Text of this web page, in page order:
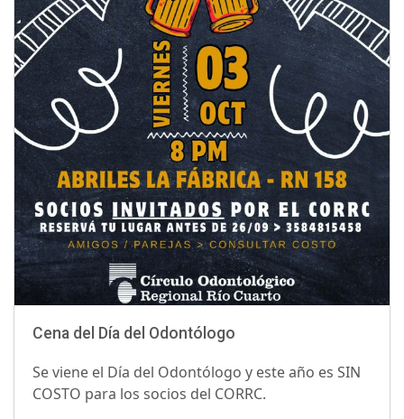
Cena del Día del Odontólogo
Se viene el Día del Odontólogo y este año es SIN
COSTO para los socios del CORRC.